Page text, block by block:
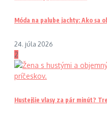
Móda na palube jachty: Ako sa
24. júla 2026
2
Hustejšie vlasy za pár minút?